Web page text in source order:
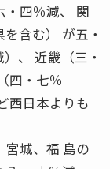
・四％減、 関
含む） が五・
、 近畿（三・
四・七％
西日本よりも
城、福 島の